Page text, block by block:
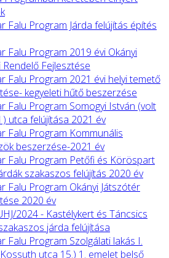
Falu Program Járda felújítás építés
Falu Program 2019 évi Okányi
Rendelő Fejlesztése
Falu Program 2021 évi helyi temető
kegyeleti hűtő beszerzése
Falu Program Somogyi István (volt
) utca felújítása 2021 év
Falu Program Kommunális
beszerzése-2021 év
Falu Program Petőfi és Köröspart
szakaszos felújítás 2020 év
Falu Program Okányi Játszótér
2020 év
2024 - Kastélykert és Táncsics
járda felújítása
Falu Program Szolgálati lakás I.
utca 15.) 1. emelet belső